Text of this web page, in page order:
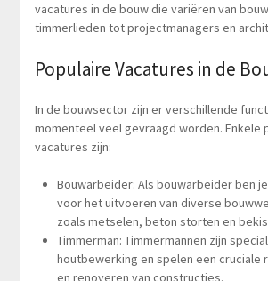
vacatures in de bouw die variëren van
timmerlieden tot projectmanagers en
Populaire Vacatures in de
In de bouwsector zijn er verschillende
momenteel veel gevraagd worden. Enkele
vacatures zijn:
Bouwarbeider: Als bouwarbeider ben
voor het uitvoeren van diverse
zoals metselen, beton storten en
Timmerman: Timmermannen zijn
houtbewerking en spelen een cruciale
en renoveren van constructies.